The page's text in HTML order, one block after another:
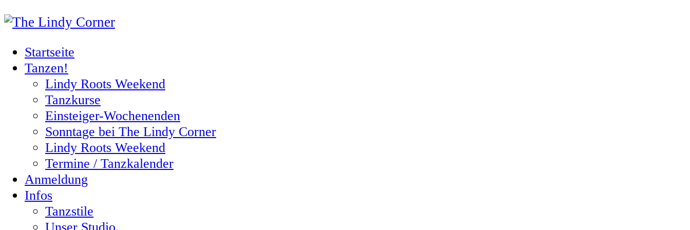
Startseite
Tanzen!
Lindy Roots Weekend
Tanzkurse
Einsteiger-Wochenenden
Sonntage bei The Lindy Corner
Lindy Roots Weekend
Termine / Tanzkalender
Anmeldung
Infos
Tanzstile